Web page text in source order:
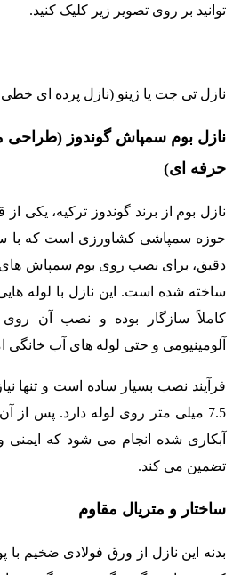
توانید بر روی تصویر زیر کلیک کنید.
نازل تی جت یا ژینو (نازل پرده ای
نازل بوم سمپاش گوندوز (طراحی
حرفه ای)
نازل بوم از برند گوندوز ترکیه، یکی
حوزه سمپاشی کشاورزی است که با
دقیق، برای نصب روی بوم سمپاش های
کاملاً سازگار بوده و نصب آن روی
آلومینیومی و حتی لوله های آب خانگی
فرآیند نصب بسیار ساده است و تنها
7.5 میلی متر روی لوله دارد. پس از
آبکاری شده انجام می شود که ایمنی و
تضمین می کند.
ساختار و متریال مقاوم
بدنه این نازل از ورق فولادی ضخیم